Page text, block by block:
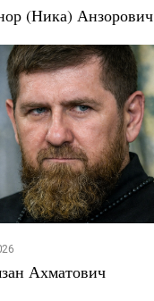
(Ника) Анзорович
Ахматович